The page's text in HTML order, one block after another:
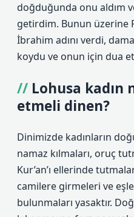
doğduğunda onu aldım
getirdim. Bunun üzerine
İbrahim adını verdi,
koydu ve onun için dua
Lohusa kadın
etmeli dinen?
Dinimizde kadınların
namaz kılmaları, oruç
Kur’an’ı ellerinde
camilere girmeleri ve
bulunmaları yasaktır.